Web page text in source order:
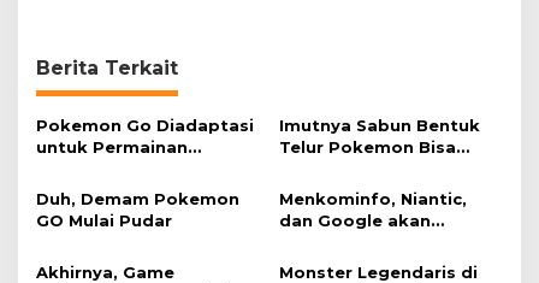
Berita Terkait
Pokemon Go Diadaptasi
untuk Permainan
Imutnya Sabun Bentuk
Telur Pokemon Bisa
Duh, Demam Pokemon
GO Mulai Pudar
Menkominfo, Niantic,
dan Google akan
Pokemon Go
Akhirnya, Game
Monster Legendaris di